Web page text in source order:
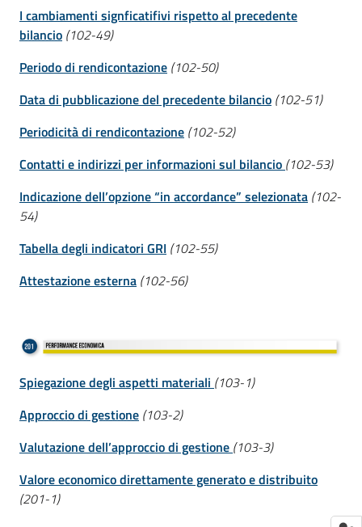
I cambiamenti signficatifivi rispetto al precedente
bilancio (102-49)
Periodo di rendicontazione (102-50)
Data di pubblicazione del precedente bilancio (102-51)
Periodicità di rendicontazione (102-52)
Contatti e indirizzi per informazioni sul bilancio (102-53)
Indicazione dell’opzione “in accordance” selezionata (102-
54)
Tabella degli indicatori GRI (102-55)
Attestazione esterna (102-56)
Spiegazione degli aspetti materiali (103-1)
Approccio di gestione (103-2)
Valutazione dell’approccio di gestione (103-3)
Valore economico direttamente generato e distribuito
(201-1)